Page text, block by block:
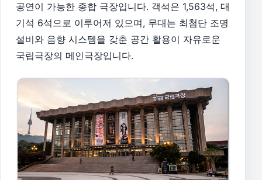
공연이 가능한 종합 극장입니다. 객석은 1,563석, 대
기석 6석으로 이루어저 있으며, 무대는 최첨단 조명
설비와 음향 시스템을 갖춘 공간 활용이 자유로운
국립극장의 메인극장입니다.